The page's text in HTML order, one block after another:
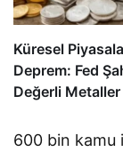
Küresel
Deprem: Fed
Değerli Metaller
600 bin kamu